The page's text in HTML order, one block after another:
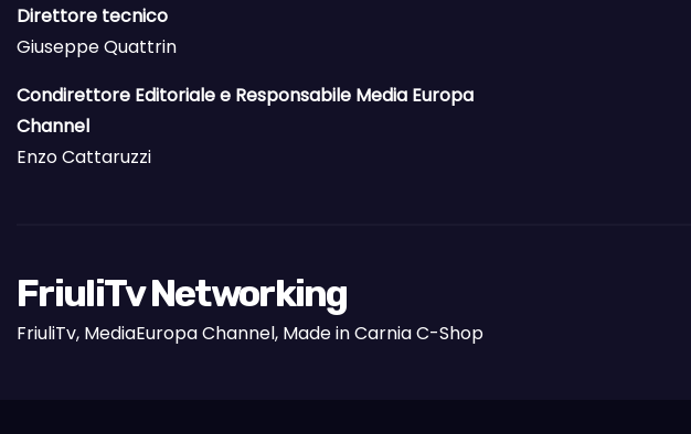
Direttore tecnico
Giuseppe Quattrin
Condirettore Editoriale e Responsabile Media Europa
Channel
Enzo Cattaruzzi
FriuliTv Networking
FriuliTv, MediaEuropa Channel, Made in Carnia C-Shop